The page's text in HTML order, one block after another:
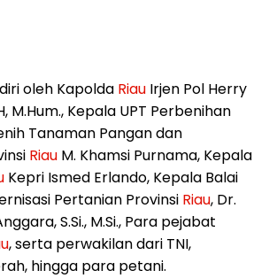
oleh Kapolda Riau Irjen Pol Herry
M.Hum., Kepala UPT Perbenihan
Tanaman Pangan dan
Riau M. Khamsi Purnama, Kepala
Kepri Ismed Erlando, Kepala Balai
Pertanian Provinsi Riau, Dr.
S.Si., M.Si., Para pejabat
, serta perwakilan dari TNI,
hingga para petani.